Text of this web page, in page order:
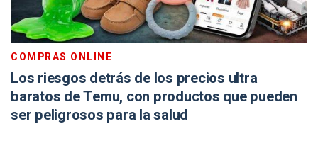
COMPRAS ONLINE
Los riesgos detrás de los precios ultra
baratos de Temu, con productos que pueden
ser peligrosos para la salud